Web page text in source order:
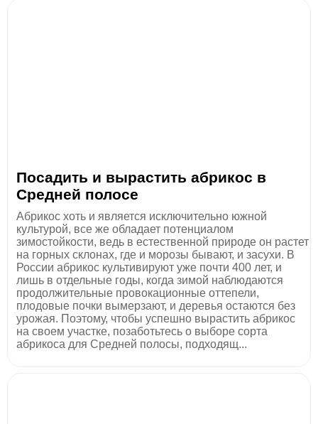
Посадить и вырастить абрикос в
Средней полосе
Абрикос хоть и является исключительно южной
культурой, все же обладает потенциалом
зимостойкости, ведь в естественной природе он растет
на горных склонах, где и морозы бывают, и засухи. В
России абрикос культивируют уже почти 400 лет, и
лишь в отдельные годы, когда зимой наблюдаются
продолжительные провокационные оттепели,
плодовые почки вымерзают, и деревья остаются без
урожая. Поэтому, чтобы успешно вырастить абрикос
на своем участке, позаботьтесь о выборе сорта
абрикоса для Средней полосы, подходящ...